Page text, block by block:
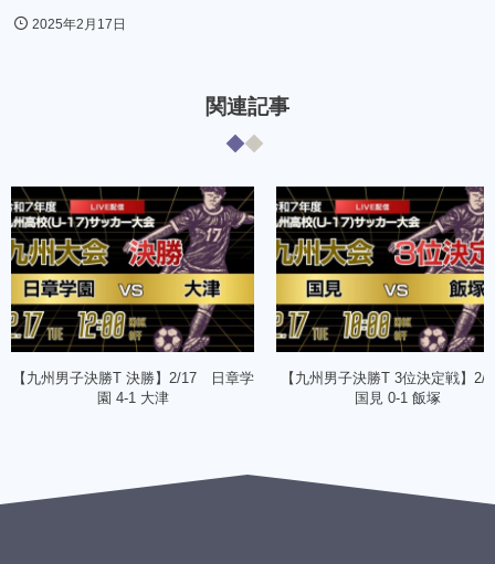
2025年2月17日
関連記事
【九州男子決勝T 決勝】2/17 日章学
園 4-1 大津
【九州男子決勝T 3位決定戦】
国見 0-1 飯塚